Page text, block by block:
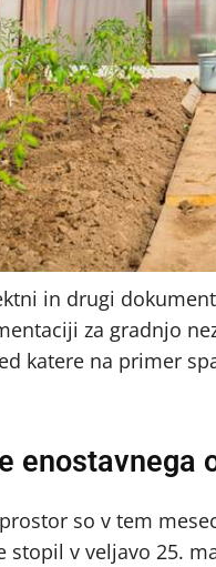
in drugi
za gradnjo
katere na primer
enostavnega
so v tem
v veljavo 25.